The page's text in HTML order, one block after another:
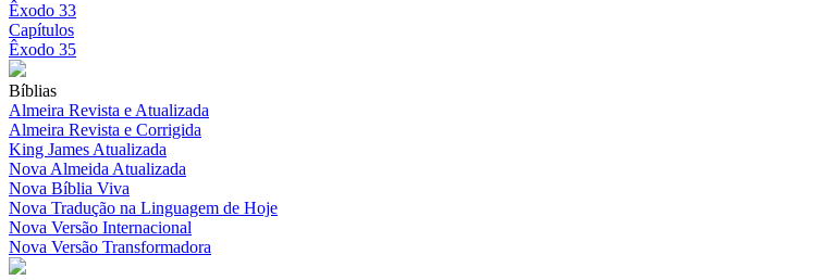
Êxodo 33
Capítulos
Êxodo 35
Bíblias
Almeira Revista e Atualizada
Almeira Revista e Corrigida
King James Atualizada
Nova Almeida Atualizada
Nova Bíblia Viva
Nova Tradução na Linguagem de Hoje
Nova Versão Internacional
Nova Versão Transformadora